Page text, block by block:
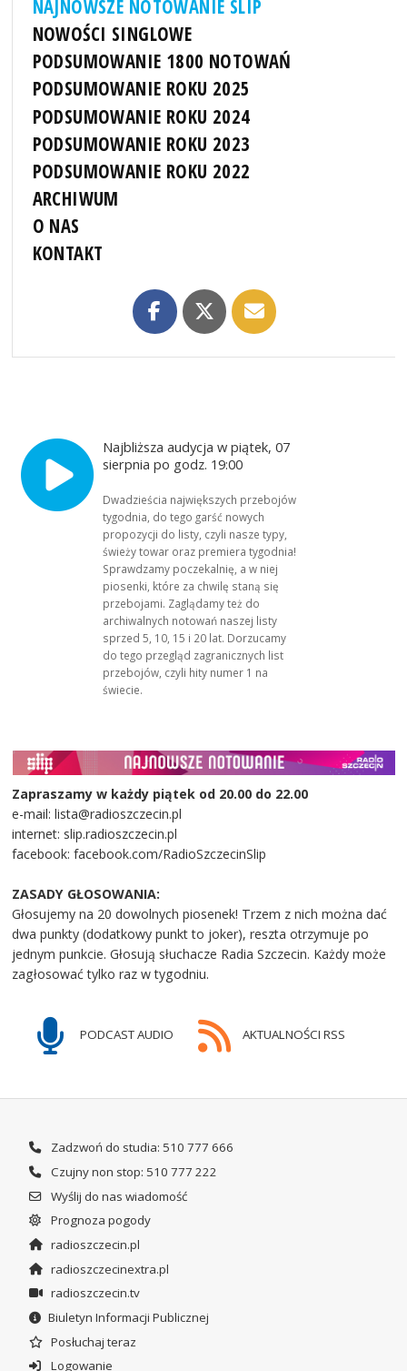
NAJNOWSZE NOTOWANIE SLIP
NOWOŚCI SINGLOWE
PODSUMOWANIE 1800 NOTOWAŃ
PODSUMOWANIE ROKU 2025
PODSUMOWANIE ROKU 2024
PODSUMOWANIE ROKU 2023
PODSUMOWANIE ROKU 2022
ARCHIWUM
O NAS
KONTAKT
Najbliższa audycja w piątek, 07
sierpnia po godz. 19:00
Dwadzieścia największych przebojów
tygodnia, do tego garść nowych
propozycji do listy, czyli nasze typy,
świeży towar oraz premiera tygodnia!
Sprawdzamy poczekalnię, a w niej
piosenki, które za chwilę staną się
przebojami. Zaglądamy też do
archiwalnych notowań naszej listy
sprzed 5, 10, 15 i 20 lat. Dorzucamy
do tego przegląd zagranicznych list
przebojów, czyli hity numer 1 na
świecie.
Zapraszamy w każdy piątek od 20.00 do 22.00
e-mail: lista@radioszczecin.pl
internet: slip.radioszczecin.pl
facebook: facebook.com/RadioSzczecinSlip
ZASADY GŁOSOWANIA:
Głosujemy na 20 dowolnych piosenek! Trzem z nich można dać
dwa punkty (dodatkowy punkt to joker), reszta otrzymuje po
jednym punkcie. Głosują słuchacze Radia Szczecin. Każdy może
zagłosować tylko raz w tygodniu.
PODCAST AUDIO AKTUALNOŚCI RSS
Zadzwoń do studia: 510 777 666
Czujny non stop: 510 777 222
Wyślij do nas wiadomość
Prognoza pogody
radioszczecin.pl
radioszczecinextra.pl
radioszczecin.tv
Biuletyn Informacji Publicznej
Posłuchaj teraz
Logowanie